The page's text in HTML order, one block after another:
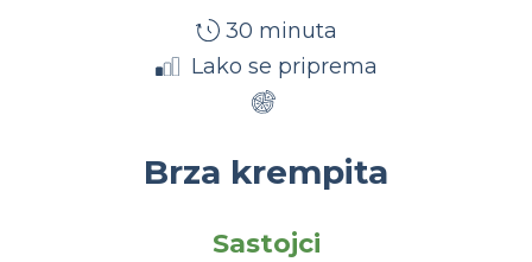
30 minuta
Lako se priprema
Brza krempita
Sastojci